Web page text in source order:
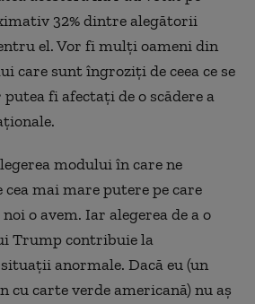
32% dintre alegătorii
el. Vor fi mulți oameni din
care sunt îngroziți de ceea ce se
fi afectați de o scădere a
modului în care ne
mai mare putere pe care
o avem. Iar alegerea de a o
Trump contribuie la
anormale. Dacă eu (un
carte verde americană) nu aș